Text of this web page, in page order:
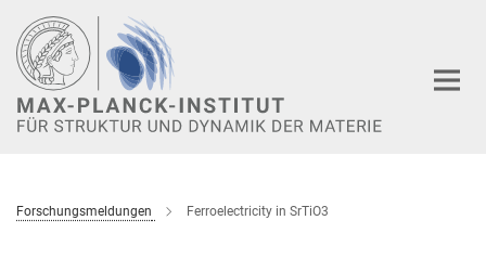
Hauptinhalt
Forschungsmeldungen Ferroelectricity in SrTiO3